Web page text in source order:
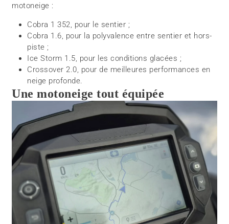
motoneige :
Cobra 1 352, pour le sentier ;
Cobra 1.6, pour la polyvalence entre sentier et hors-
piste ;
Ice Storm 1.5, pour les conditions glacées ;
Crossover 2.0, pour de meilleures performances en
neige profonde.
Une motoneige tout équipée